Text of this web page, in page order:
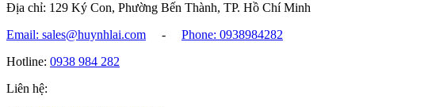
Địa chỉ: 129 Ký Con, Phường Bến Thành, TP. Hồ Chí Minh
Email: sales@huynhlai.com
-
Phone: 0938984282
Hotline: 0938 984 282
Liên hệ: